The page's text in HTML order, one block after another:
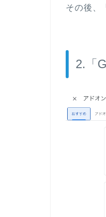
その後、「
2.「